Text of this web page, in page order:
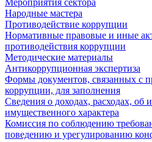
Мероприятия сектора
Народные мастера
Противодействие коррупции
Нормативные правовые и иные
противодействия коррупции
Методические материалы
Антикоррупционная экспертиза
Формы документов, связанных с
коррупции, для заполнения
Сведения о доходах, расходах, об
имущественного характера
Комиссия по соблюдению
поведению и урегулированию